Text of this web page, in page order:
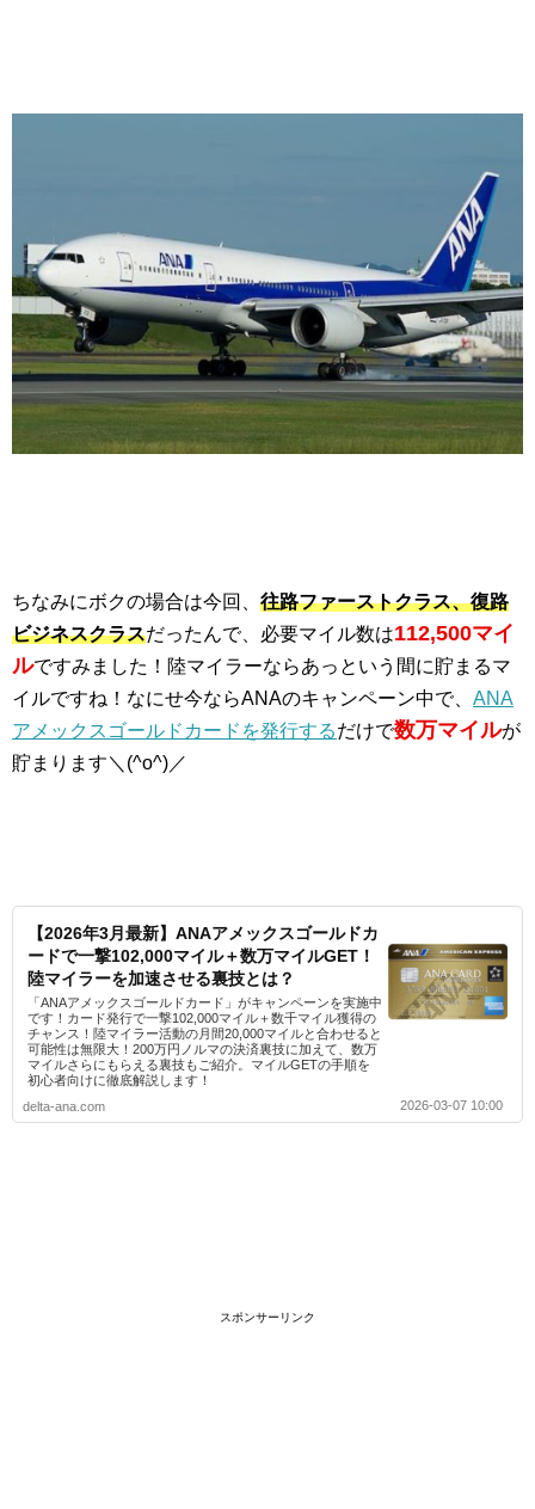
ちなみにボクの場合は今回、 往路ファーストクラス、復路
ビジネスクラスだったんで、必要マイル数は112,500マイ
ルですみました！陸マイラーならあっという間に貯まるマ
イルですね！なにせ今ならANAのキャンペーン中で、 ANA
アメックスゴールドカードを発行するだけで数万マイルが
貯まります＼(^o^)／
【2026年3月最新】ANAアメックスゴールドカ
ードで一撃102,000マイル＋数万マイルGET！
陸マイラーを加速させる裏技とは？
「ANAアメックスゴールドカード」がキャンペーンを実施中
です！カード発行で一撃102,000マイル＋数千マイル獲得の
チャンス！陸マイラー活動の月間20,000マイルと合わせると
可能性は無限大！200万円ノルマの決済裏技に加えて、数万
マイルさらにもらえる裏技もご紹介。マイルGETの手順を
初心者向けに徹底解説します！
delta-ana.com
2026-03-07 10:00
スポンサーリンク